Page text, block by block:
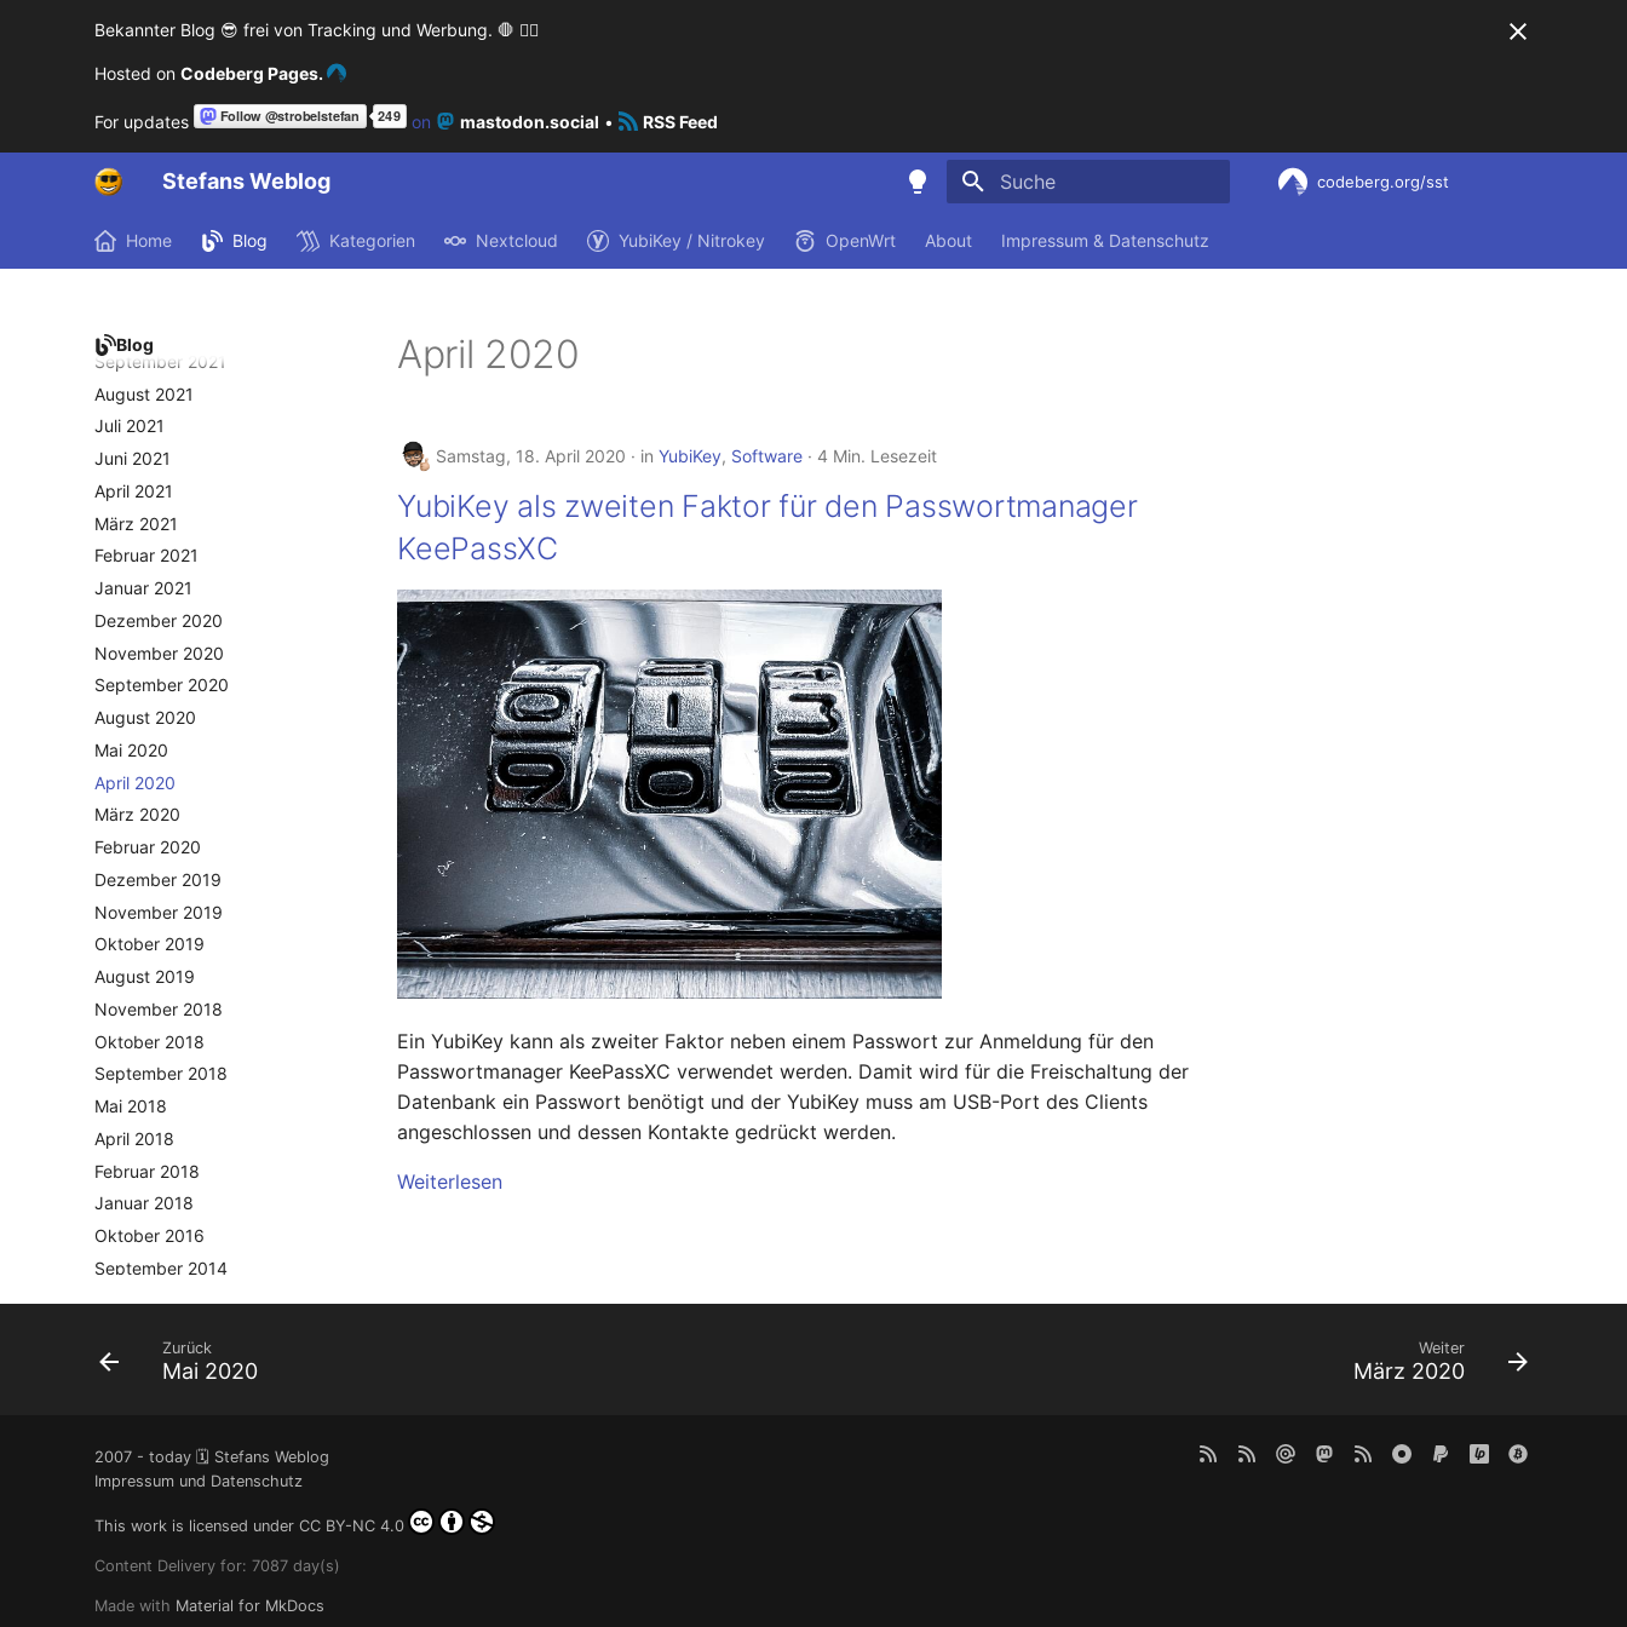
Bekannter Blog 😎 frei von Tracking und Werbung. 🛑 🙅‍♂️
Hosted on Codeberg Pages.
For updates on mastodon.social • RSS Feed
Stefans Weblog codeberg.org/sst
Home Blog Kategorien Nextcloud YubiKey / Nitrokey OpenWrt About Impressum & Datenschutz
Blog
Juli 2022
Juni 2022
April 2022
März 2022
Februar 2022
Januar 2022
Dezember 2021
September 2021
August 2021
Juli 2021
Juni 2021
April 2021
März 2021
Februar 2021
Januar 2021
Dezember 2020
November 2020
September 2020
August 2020
Mai 2020
April 2020
März 2020
Februar 2020
Dezember 2019
November 2019
Oktober 2019
August 2019
November 2018
Oktober 2018
September 2018
Mai 2018
April 2018
Februar 2018
Januar 2018
Oktober 2016
September 2014
Oktober 2013
August 2013
April 2013
Dezember 2012
November 2012
Oktober 2012
April 2020
Samstag, 18. April 2020 in YubiKey, Software 4 Min. Lesezeit
YubiKey als zweiten Faktor für den Passwortmanager
KeePassXC
Ein YubiKey kann als zweiter Faktor neben einem Passwort zur Anmeldung für den
Passwortmanager KeePassXC verwendet werden. Damit wird für die Freischaltung der
Datenbank ein Passwort benötigt und der YubiKey muss am USB-Port des Clients
angeschlossen und dessen Kontakte gedrückt werden.
Weiterlesen
Zurück
Mai 2020
Weiter
März 2020
2007 - today 🗓️ Stefans Weblog
Impressum und Datenschutz
This work is licensed under CC BY-NC 4.0
Content Delivery for: 7087 day(s)
Made with Material for MkDocs